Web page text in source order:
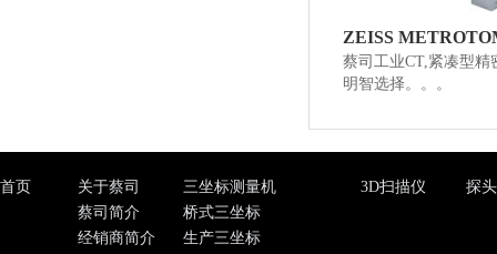
ZEISS
蔡司工业CT,紧凑型精
明智选择。。。
首页
关于蔡司
蔡司简介
经销商简介
三坐标测量机
桥式三坐标
生产三坐标
3D扫描仪 探